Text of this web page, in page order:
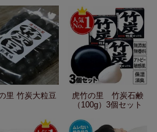
里 竹炭大粒豆
虎竹の里 竹炭石鹸
（100g）3個セット